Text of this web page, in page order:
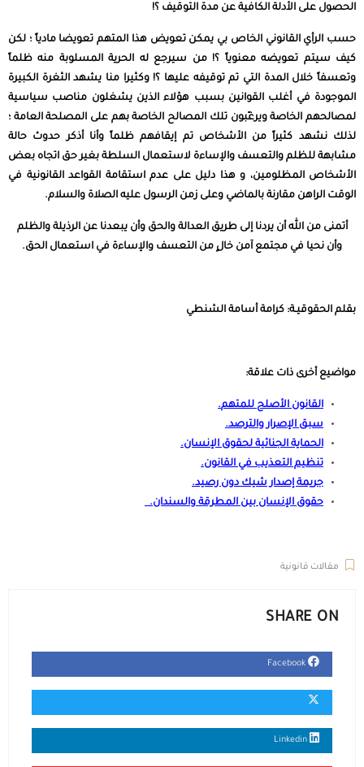
الحصول على الأدلة الكافية عن مدة التوقيف ؟!
حسب الرأي القانوني الخاص بي يمكن تعويض هذا المتهم تعويضا مادياً ؛ لكن
كيف سيتم تعويضه معنوياً ؟! من سيرجع له الحرية المسلوبة منه ظلماً
وتعسفاً خلال المدة التي تم توقيفه عليها ؟! وكثيرا منا يشهد الثغرة الكبيرة
الموجودة في أغلب القوانين بسبب هؤلاء الذين يشغلون مناصب سياسية
لمصالحهم الخاصة ويرغّبون تلك المصالح الخاصة بهم على المصلحة العامة ؛
لذلك نشهد كثيراً من الأشخاص تم إيقافهم ظلماً وأنا أذكر حدوث حالة
مشابهة للظلم والتعسف والإساءة لاستعمال السلطة بغير حق اتجاه بعض
الأشخاص المظلومين، و هذا دليل على عدم استقامة القواعد القانونية في
الوقت الراهن مقارنة بالماضي وعلى زمن الرسول عليه الصلاة والسلام.
أتمنى من الله أن يردنا إلى طريق العدالة والحق وأن يبعدنا عن الرذيلة والظلم
وأن نحيا في مجتمع آمن خالٍ من التعسف والإساءة في استعمال الحق.
بقلم الحقوقيـة: كرامة أسامة الشنطي
مواضيع أخرى ذات علاقة:
القانون الأصلح للمتهم.
سبق الإصرار والترصد.
الحماية الجنائية لحقوق الإنسان.
تنظيم التعذيب في القانون.
جريمة إصدار شيك دون رصيد.
حقوق الإنسان بين المطرقة والسندان.
مقالات قانونية
SHARE ON